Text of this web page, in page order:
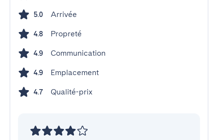
5.0 Arrivée
4.8 Propreté
4.9 Communication
4.9 Emplacement
4.7 Qualité-prix